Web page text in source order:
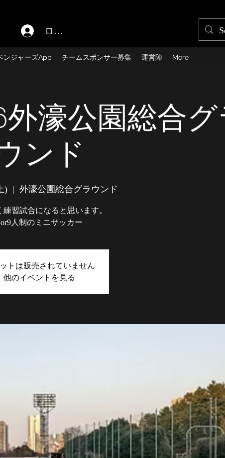
ログイン
ンジャーズApp チームスポンサー募集 運営陣 More
濠公園総合グ
ンド
)
  |
外濠公園総合グラウンド
練習試合になると思います。
人制のミニサッカー
トは販売されていません
他のイベントを見る